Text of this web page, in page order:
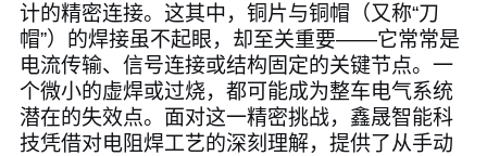
计的精密连接。这其中，铜片与铜帽（又称“刀
帽”）的焊接虽不起眼，却至关重要——它常常是
电流传输、信号连接或结构固定的关键节点。一
个微小的虚焊或过烧，都可能成为整车电气系统
潜在的失效点。面对这一精密挑战，鑫晟智能科
技凭借对电阻焊工艺的深刻理解，提供了从手动